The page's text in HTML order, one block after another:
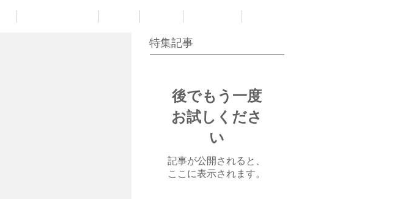
特集記事
後でもう一度
お試しくださ
い
記事が公開されると、
ここに表示されます。